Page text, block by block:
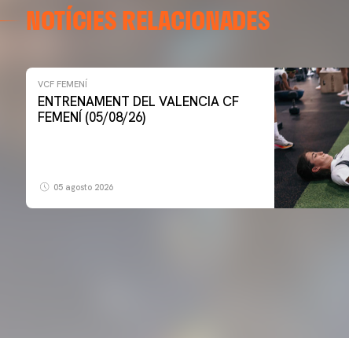
NOTÍCIES RELACIONADES
VCF FEMENÍ
ENTRENAMENT DEL VALENCIA CF
FEMENÍ (05/08/26)
05 agosto 2026